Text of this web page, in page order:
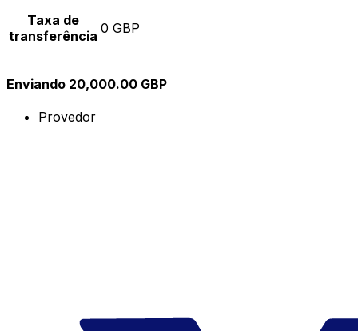
Taxa de
transferência 0 GBP
Enviando 20,000.00 GBP
Provedor